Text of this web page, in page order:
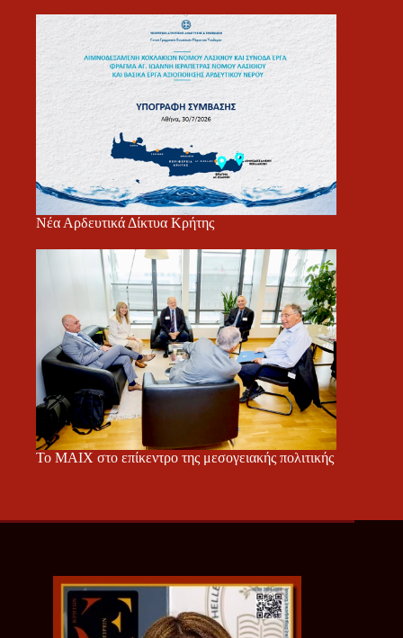
Νέα Αρδευτικά Δίκτυα Κρήτης
Το ΜΑΙΧ στο επίκεντρο της μεσογειακής πολιτικής